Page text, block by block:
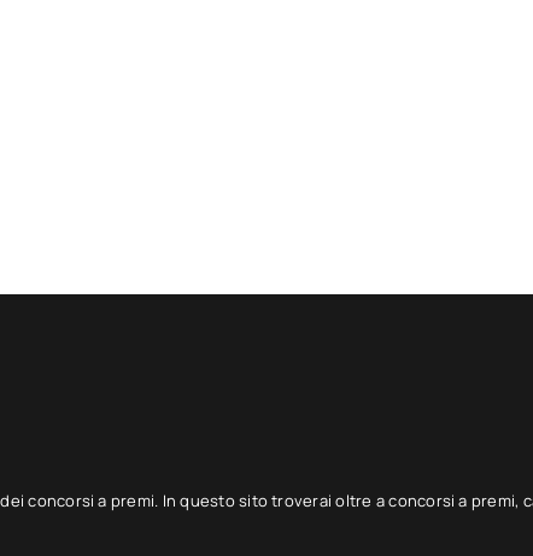
concorsi a premi. In questo sito troverai oltre a concorsi a